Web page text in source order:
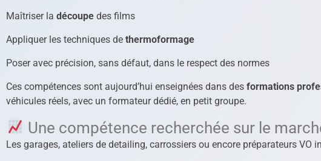
Maîtriser la découpe des films
Appliquer les techniques de thermoformage
Poser avec précision, sans défaut, dans le respect des normes
Ces compétences sont aujourd’hui enseignées dans des formations
véhicules réels, avec un formateur dédié, en petit groupe.
Une compétence recherchée sur le
Les garages, ateliers de detailing, carrossiers ou encore préparateurs VO